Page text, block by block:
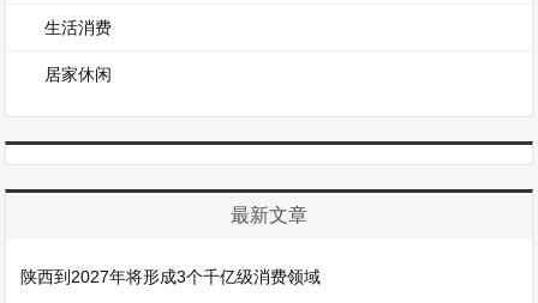
生活消费
居家休闲
最新文章
陕西到2027年将形成3个千亿级消费领域